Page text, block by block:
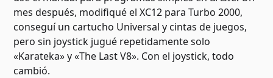
mes después, modifiqué el XC12 para Turbo 2000,
conseguí un cartucho Universal y cintas de juegos,
pero sin joystick jugué repetidamente solo
«Karateka» y «The Last V8». Con el joystick, todo
cambió.